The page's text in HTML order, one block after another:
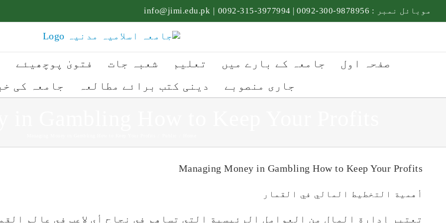
to
موبائل نمبر : 9878956-300-0092
|
3977994-315-0092
|
info@jimi.edu.pk
صفحہ اول جامعہ کے بارے میں تعلیم شعبہ جات فتویٰ پوچھیئے
جاری منصوبے
دینی کتب برائے مطالعہ جامعہ کی
Managing Money in Gambling How to Keep Your Profits
أهمية التخطيط المالي في القمار
تعتبر إدارة المال من العوامل الرئيسية التي تساهم في نجاح أي لاعب في عالم